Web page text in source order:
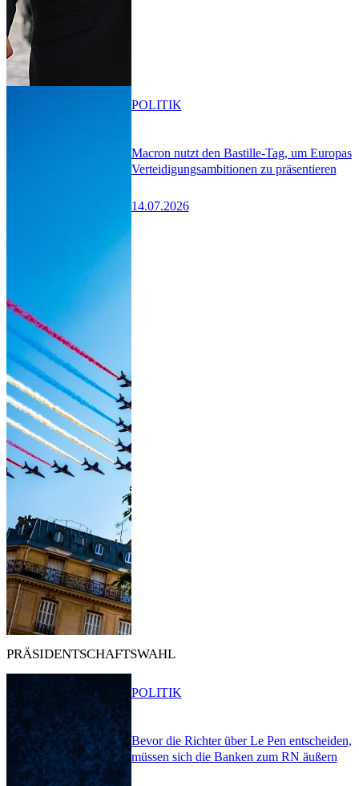
Macron nutzt den Bastille-Tag, um Europas
Verteidigungsambitionen zu präsentieren
14.07.2026
POLITIK
PRÄSIDENTSCHAFTSWAHL
Bevor die Richter über Le Pen entscheiden,
müssen sich die Banken zum RN äußern
POLITIK